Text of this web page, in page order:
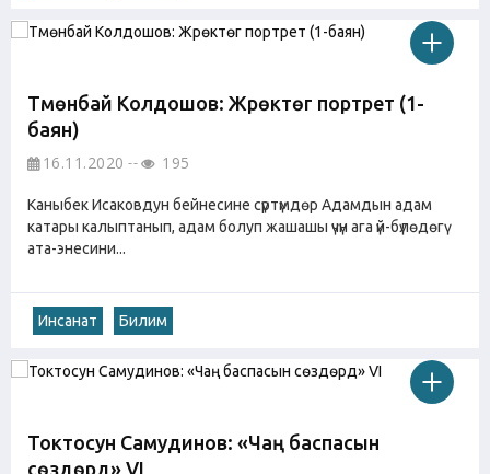
Түмөнбай Колдошов: Жүрөктөгү портрет (1-
баян)
16.11.2020 195
Каныбек Исаковдун бейнесине сүртүмдөр Адамдын адам
катары калыптанып, адам болуп жашашы үчүн ага үй-бүлөдөгү
ата-энесини...
Инсанат Билим
Токтосун Самудинов: «Чаң баспасын
сѳздѳрдү» VI